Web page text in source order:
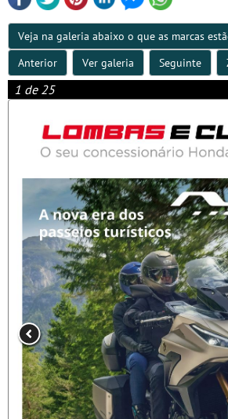
Veja na galeria abaixo o que as marcas
Anterior
Ver galeria Seguinte
1 de 25